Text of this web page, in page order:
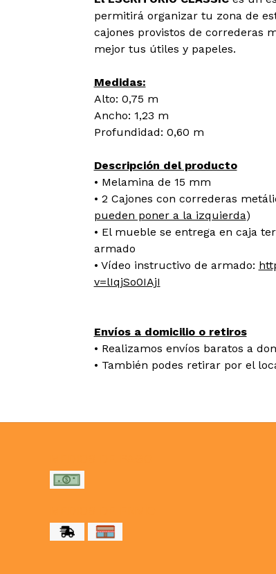
permitirá organizar tu zona de
cajones provistos de correderas
mejor tus útiles y papeles.
Medidas:
Alto: 0,75 m
Ancho: 1,23 m
Profundidad: 0,60 m
Descripción del producto
• Melamina de 15 mm
• 2 Cajones con correderas
pueden poner a la izquierda)
• El mueble se entrega en caja
armado
• Vídeo instructivo de armado:
v=lIqjSo0IAjI
Envíos a domicilio o retiros
• Realizamos envíos baratos a
• También podes retirar por el